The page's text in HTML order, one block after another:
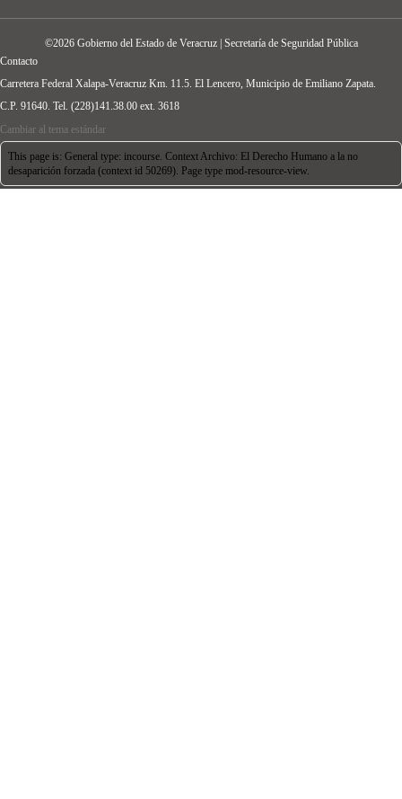
©2026 Gobierno del Estado de Veracruz | Secretaría de Seguridad Pública
Contacto
Carretera Federal Xalapa-Veracruz Km. 11.5. El Lencero, Municipio de Emiliano Zapata.
C.P. 91640. Tel. (228)141.38.00 ext. 3618
Cambiar al tema estándar
This page is: General type: incourse. Context Archivo: El Derecho Humano a la no
desaparición forzada (context id 50269). Page type mod-resource-view.